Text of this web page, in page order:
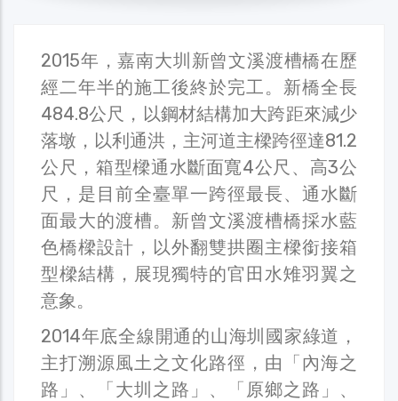
2015年，嘉南大圳新曾文溪渡槽橋在歷
經二年半的施工後終於完工。新橋全長
484.8公尺，以鋼材結構加大跨距來減少
落墩，以利通洪，主河道主樑跨徑達81.2
公尺，箱型樑通水斷面寬4公尺、高3公
尺，是目前全臺單一跨徑最長、通水斷
面最大的渡槽。新曾文溪渡槽橋採水藍
色橋樑設計，以外翻雙拱圈主樑銜接箱
型樑結構，展現獨特的官田水雉羽翼之
意象。
2014年底全線開通的山海圳國家綠道，
主打溯源風土之文化路徑，由「內海之
路」、「大圳之路」、「原鄉之路」、